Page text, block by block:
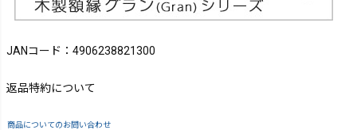
JANコード：4906238821300
返品特約について
商品についてのお問い合わせ